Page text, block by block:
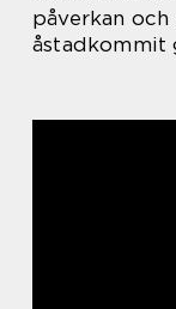
påverkan
åstadkommit